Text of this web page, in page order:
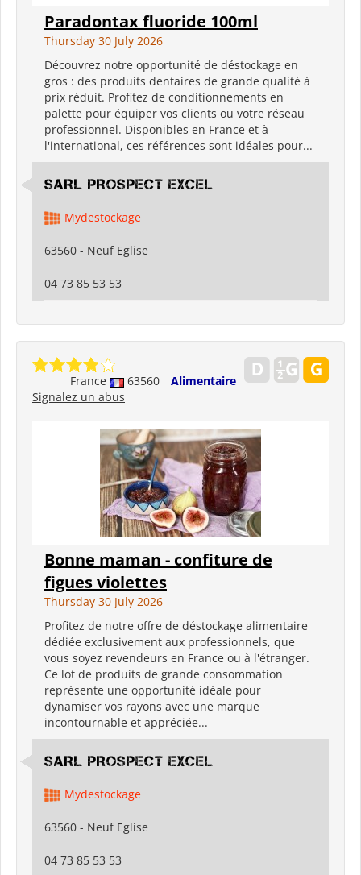
Paradontax fluoride 100ml
Thursday 30 July 2026
Découvrez notre opportunité de déstockage en
gros : des produits dentaires de grande qualité à
prix réduit. Profitez de conditionnements en
palette pour équiper vos clients ou votre réseau
professionnel. Disponibles en France et à
l'international, ces références sont idéales pour...
SARL PROSPECT EXCEL
Mydestockage
63560 - Neuf Eglise
04 73 85 53 53
France 63560
Alimentaire
Signalez un abus
Bonne maman - confiture de
figues violettes
Thursday 30 July 2026
Profitez de notre offre de déstockage alimentaire
dédiée exclusivement aux professionnels, que
vous soyez revendeurs en France ou à l'étranger.
Ce lot de produits de grande consommation
représente une opportunité idéale pour
dynamiser vos rayons avec une marque
incontournable et appréciée...
SARL PROSPECT EXCEL
Mydestockage
63560 - Neuf Eglise
04 73 85 53 53